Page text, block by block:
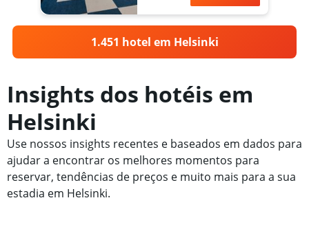
1.451 hotel em Helsinki
Insights dos hotéis em
Helsinki
Use nossos insights recentes e baseados em dados para
ajudar a encontrar os melhores momentos para
reservar, tendências de preços e muito mais para a sua
estadia em Helsinki.